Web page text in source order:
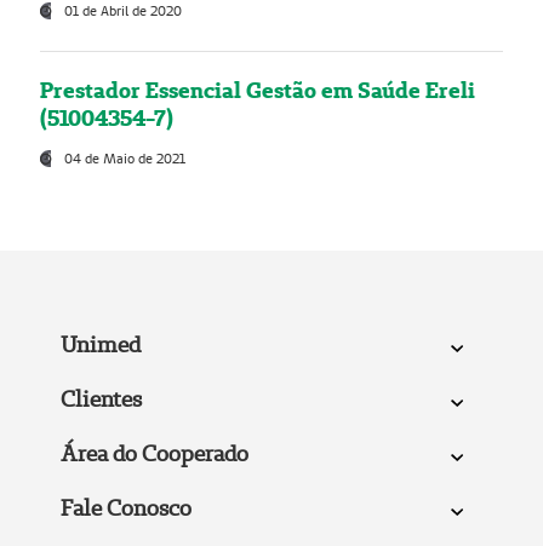
01 de Abril de 2020
Prestador Essencial Gestão em Saúde Ereli
(51004354-7)
04 de Maio de 2021
Unimed
Clientes
Área do Cooperado
Fale Conosco